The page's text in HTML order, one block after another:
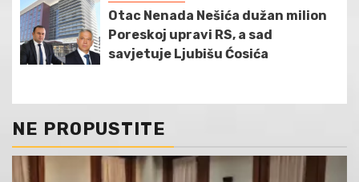
Otac Nenada Nešića dužan milion
Poreskoj upravi RS, a sad
savjetuje Ljubišu Ćosića
NE PROPUSTITE